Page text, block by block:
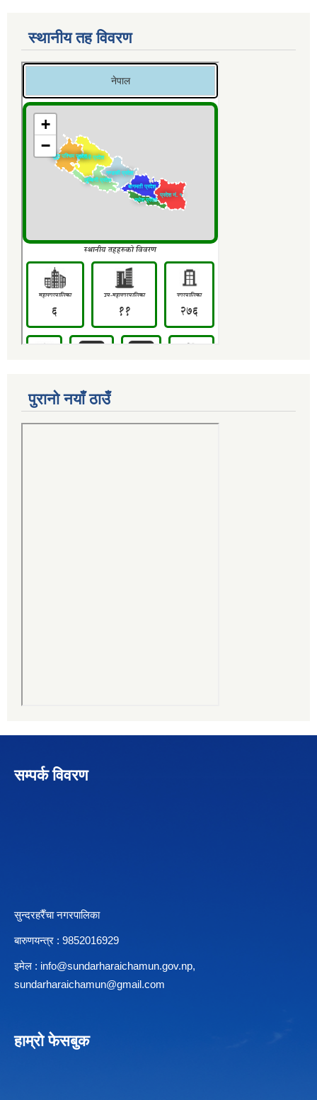
स्थानीय तह विवरण
पुरानो नयाँ ठाउँ
सम्पर्क विवरण
सुन्दरहरैँचा नगरपालिका
बारुणयन्त्र : 9852016929
इमेल : info@sundarharaichamun.gov.np,
sundarharaichamun@gmail.com
हाम्रो फेसबुक